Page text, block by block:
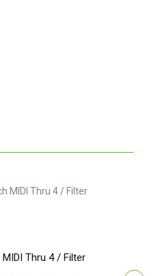
Thru 4 / Filter